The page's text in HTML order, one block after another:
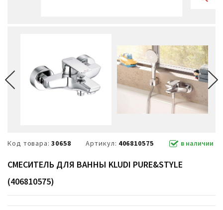
Код товара: 30658 Артикул: 406810575 в наличии
CМЕСИТЕЛЬ ДЛЯ ВАННЫ KLUDI PURE&STYLE
(406810575)